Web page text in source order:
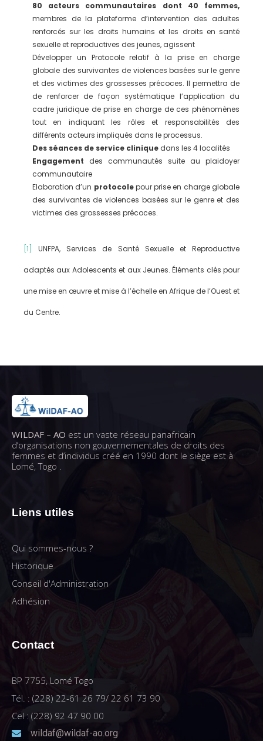
80
acteurs communautaires dont 40 femmes,
membres de la plateforme d’intervention des adultes
renforcés sur les droits humains et les droits en santé
sexuelle et reproductives des jeunes, agissent
Développer un Protocole relatif à la prise en charge
globale des survivantes de violences basées sur le genre
et des victimes des grossesses précoces. Il permettra de
de renforcer de façon systématique l’application du
cadre juridique de prise en charge de ces phénomènes
tout en indiquant les rôles et responsabilités des
différents acteurs impliqués dans le processus.
Des séances de service clinique dans les 4 localités
Engagement des communautés suite au plaidoyer
communautaire
Elaboration d’un protocolepour prise en charge globale
des survivantes de violences basées sur le genre et des
victimes des grossesses précoces.
[1] UNFPA, Services de Santé Sexuelle et Reproductive
adaptés aux Adolescents et aux Jeunes. Éléments clés pour
une mise en œuvre et mise à l’échelle en Afrique de l’Ouest et
du Centre.
WILDAF – AO est un vaste réseau panafricain
d’organisations non gouvernementales de droits des
femmes et d’individus créé en 1990 dont le siège est à
Lomé, Togo .
Liens utiles
Qui sommes-nous ?
Historique
Conseil d'Administration
Adhésion
Contact
BP 7755, Lomé Togo
Tél. : (228) 22-61 26 79/ 22 61 73 90
Cel : (228) 92 47 90 00
wildaf@wildaf-ao.org